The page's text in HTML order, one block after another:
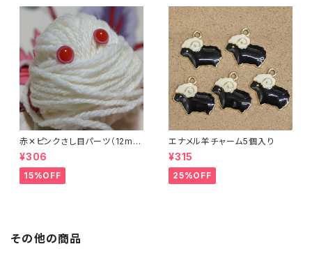
赤✕ピンクさし目パーツ（12m
m）（4個セット）
¥306
15%OFF
エナメル羊チャーム5個入り
¥315
25%OFF
その他の商品